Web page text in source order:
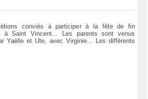
étions conviés à participer à la fête de fin
à Saint Vincent... Les parents sont venus
Yaëlle et Ute, avec Virginie... Les différents